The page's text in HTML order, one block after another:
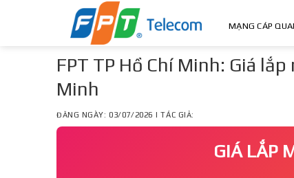
MẠNG CÁP
FPT TP Hồ Chí Minh: Giá
Minh
ĐĂNG NGÀY: 03/07/2026 | TÁC GIẢ:
GIÁ LẮP